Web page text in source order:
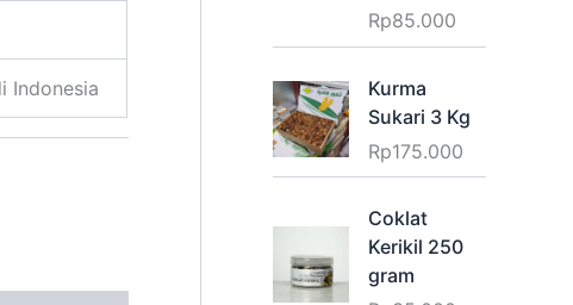
Indonesia
Rp85.000
Kurma
Sukari 3 Kg
Rp175.000
Coklat
Kerikil 250
gram